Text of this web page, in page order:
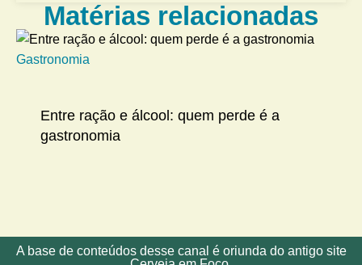
Matérias relacionadas
Gastronomia
Entre ração e álcool: quem perde é a
gastronomia
A base de conteúdos desse canal é oriunda do antigo site